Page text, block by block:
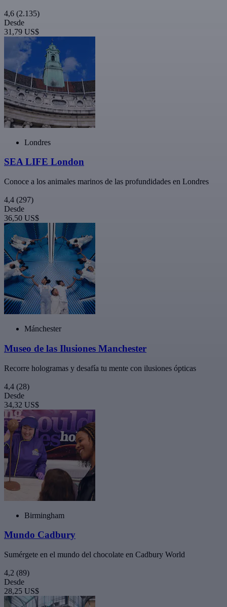
4,6 (2.135)
Desde
31,79 US$
Londres
SEA LIFE London
Conoce a los animales marinos de las profundidades en Londres
4,4 (297)
Desde
36,50 US$
Mánchester
Museo de las Ilusiones Manchester
Recorre hologramas y desafía tu mente con ilusiones ópticas
4,4 (28)
Desde
34,32 US$
Birmingham
Mundo Cadbury
Sumérgete en el mundo del chocolate en Cadbury World
4,2 (89)
Desde
28,25 US$